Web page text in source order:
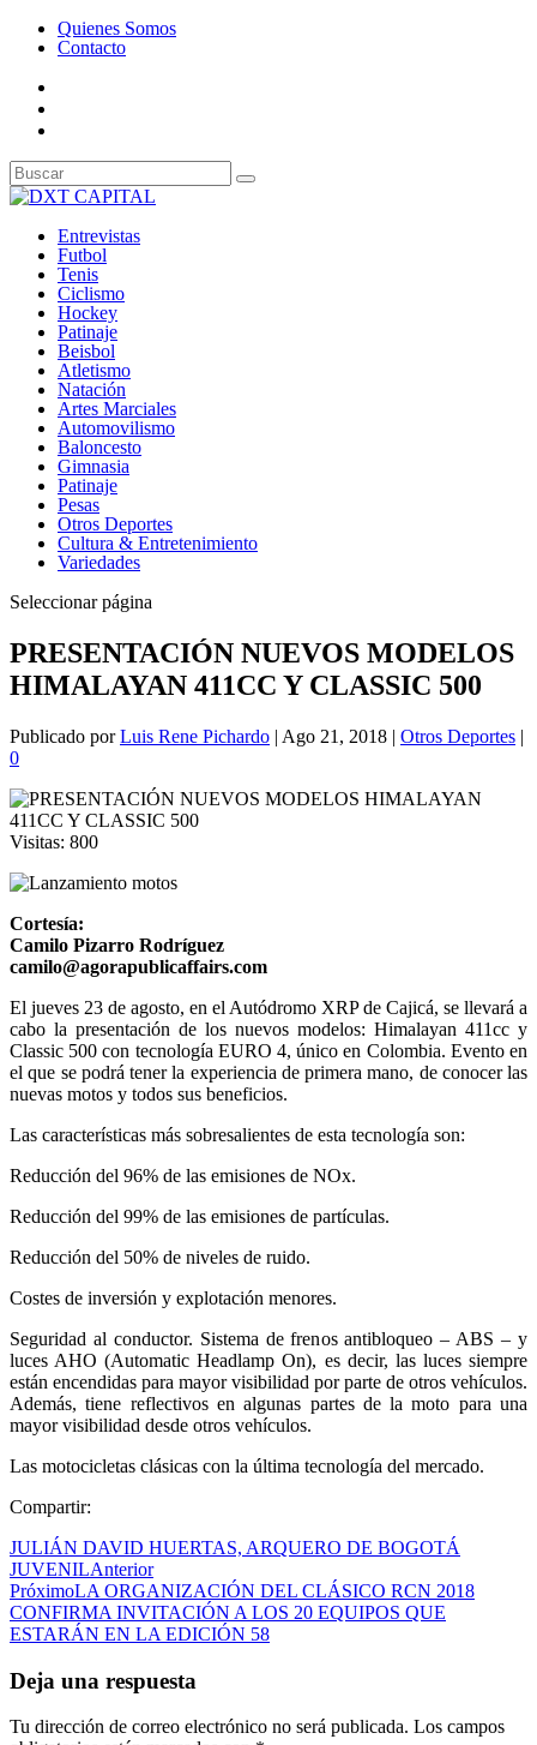
Quienes Somos
Contacto
Entrevistas
Futbol
Tenis
Ciclismo
Hockey
Patinaje
Beisbol
Atletismo
Natación
Artes Marciales
Automovilismo
Baloncesto
Gimnasia
Patinaje
Pesas
Otros Deportes
Cultura & Entretenimiento
Variedades
Seleccionar página
PRESENTACIÓN NUEVOS MODELOS
HIMALAYAN 411CC Y CLASSIC 500
Publicado porLuis Rene Pichardo | Ago 21, 2018 | Otros Deportes |
0
Visitas: 800
Cortesía:
Camilo Pizarro Rodríguez
camilo@agorapublicaffairs.com
El jueves 23 de agosto, en el Autódromo XRP de Cajicá, se llevará a
cabo la presentación de los nuevos modelos: Himalayan 411cc y
Classic 500 con tecnología EURO 4, único en Colombia. Evento en
el que se podrá tener la experiencia de primera mano, de conocer las
nuevas motos y todos sus beneficios.
Las características más sobresalientes de esta tecnología son:
Reducción del 96% de las emisiones de NOx.
Reducción del 99% de las emisiones de partículas.
Reducción del 50% de niveles de ruido.
Costes de inversión y explotación menores.
Seguridad al conductor. Sistema de frenos antibloqueo – ABS – y
luces AHO (Automatic Headlamp On), es decir, las luces siempre
están encendidas para mayor visibilidad por parte de otros vehículos.
Además, tiene reflectivos en algunas partes de la moto para una
mayor visibilidad desde otros vehículos.
Las motocicletas clásicas con la última tecnología del mercado.
Compartir:
JULIÁN DAVID HUERTAS, ARQUERO DE BOGOTÁ
JUVENILAnterior
PróximoLA ORGANIZACIÓN DEL CLÁSICO RCN 2018
CONFIRMA INVITACIÓN A LOS 20 EQUIPOS QUE
ESTARÁN EN LA EDICIÓN 58
Deja una respuesta
Tu dirección de correo electrónico no será publicada. Los campos